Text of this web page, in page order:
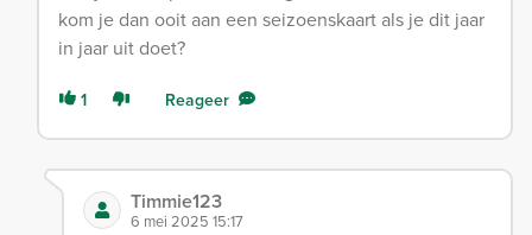
kom je dan ooit aan een seizoenskaart als je dit jaar
in jaar uit doet?
1 Reageer
Timmie123
6 mei 2025 15:17